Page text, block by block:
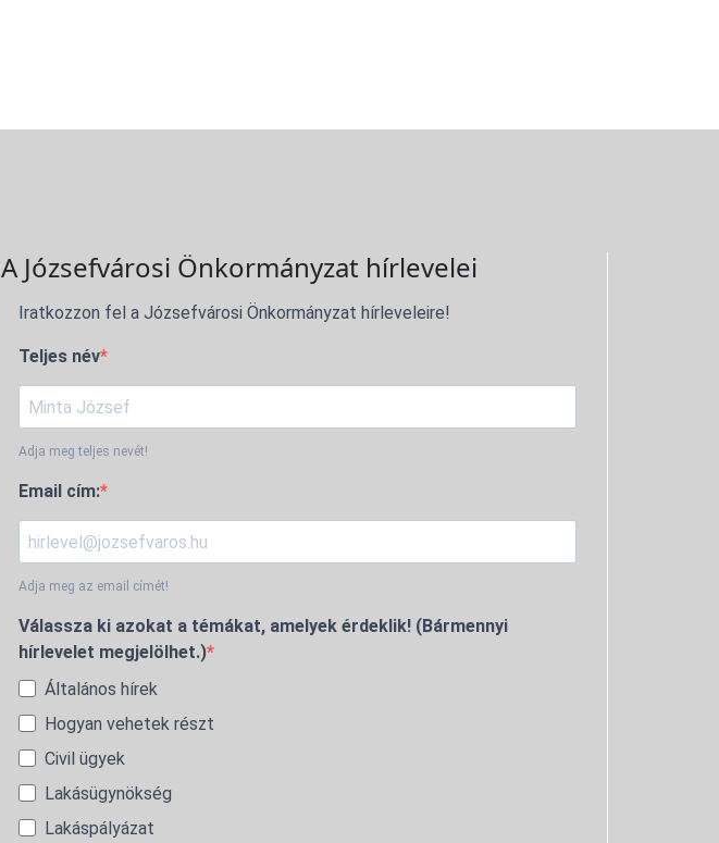
A Józsefvárosi Önkormányzat hírlevelei
Iratkozzon fel a Józsefvárosi Önkormányzat hírleveleire!
Teljes név
Adja meg teljes nevét!
Email cím:
Adja meg az email címét!
Válassza ki azokat a témákat, amelyek érdeklik! (Bármennyi
hírlevelet megjelölhet.)
Általános hírek
Hogyan vehetek részt
Civil ügyek
Lakásügynökség
Lakáspályázat